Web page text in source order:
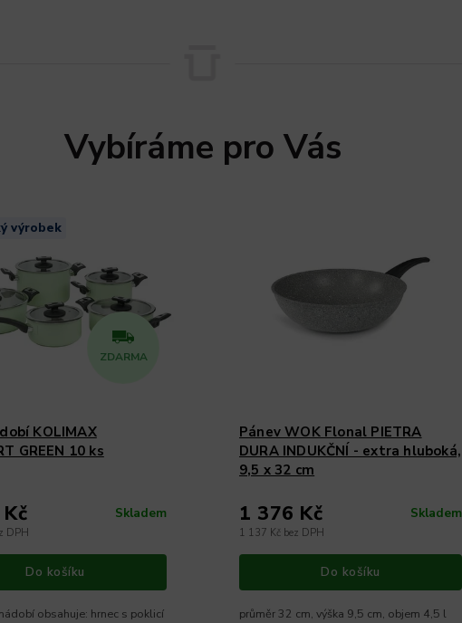
Vybíráme pro Vás
výrobek
ZDARMA
KOLIMAX
GREEN 10 ks
Skladem
DPH
Do košíku
obsahuje: hrnec s poklicí
Pánev WOK Flonal PIETRA
DURA INDUKČNÍ - extra hluboká,
9,5 x 32 cm
Skladem
1 137 Kč bez DPH
1 376 Kč
Do košíku
průměr 32 cm, výška 9,5 cm, objem 4,5 l